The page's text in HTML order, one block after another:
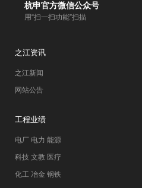
杭申官方微信公众号
用“扫一扫功能”扫描
之江资讯
之江新闻
网站公告
工程业绩
电厂 电力 能源
科技 文教 医疗
化工 冶金 钢铁